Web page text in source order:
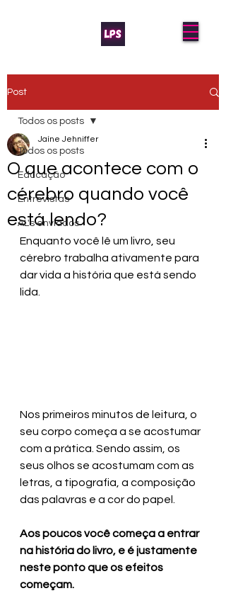
Post
Todos os posts
Educação
Entrevistas
AL's enviados
Todos os posts
O que acontece com o
cérebro quando você
está lendo?
Jaíne Jehniffer
Enquanto você lê um livro, seu
cérebro trabalha ativamente para
dar vida a história que está sendo
lida.
Nos primeiros minutos de leitura, o
seu corpo começa a se acostumar
com a prática. Sendo assim, os
seus olhos se acostumam com as
letras, a tipografia, a composição
das palavras e a cor do papel.
Aos poucos você começa a entrar
na história do livro, e é justamente
neste ponto que os efeitos
começam.